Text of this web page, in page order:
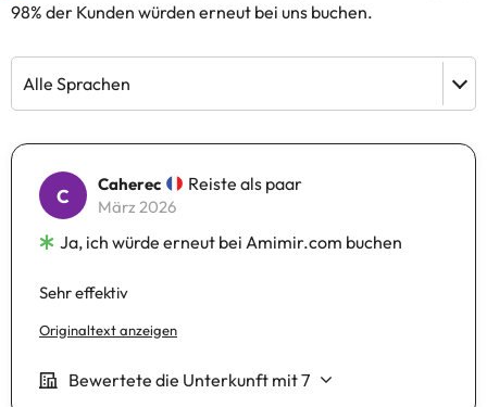
98% der Kunden würden erneut bei uns buchen.